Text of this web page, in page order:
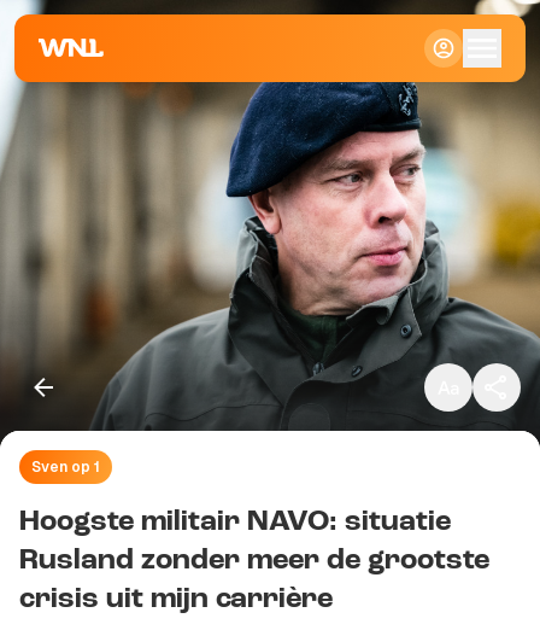
Klein
Standaard
Groot
Sven op 1
Hoogste militair NAVO: situatie
Rusland zonder meer de grootste
crisis uit mijn carrière